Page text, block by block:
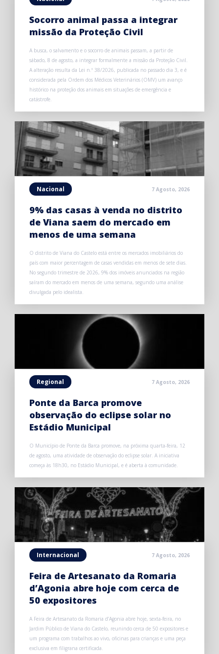
Socorro animal passa a integrar
missão da Proteção Civil
A busca, o salvamento e o socorro de animais passam, a partir de
sábado, 8 de agosto, a integrar formalmente a missão da Proteção Civil.
A alteração resulta da Lei n.º 38/2026, publicada no passado dia 3, e é
considerada pela Ordem dos Médicos Veterinários (OMV) um avanço
histórico na proteção dos animais em situações de emergência e
catástrofe.
Nacional 7 Agosto, 2026
9% das casas à venda no distrito
de Viana saem do mercado em
menos de uma semana
O distrito de Viana do Castelo está entre os mercados imobiliários do
país com maior percentagem de casas vendidas em menos de sete dias.
No segundo trimestre de 2026, 9% dos imóveis anunciados na região
saíram do mercado em menos de uma semana, segundo uma análise
divulgada pelo idealista.
Regional 7 Agosto, 2026
Ponte da Barca promove
observação do eclipse solar no
Estádio Municipal
O Município de Ponte da Barca promove, na próxima quarta-feira, 12
de agosto, uma atividade de observação do eclipse solar. A iniciativa
começa às 18h30, no Estádio Municipal, e é aberta à comunidade.
Internacional 7 Agosto, 2026
Feira de Artesanato da Romaria
d’Agonia abre hoje com cerca de
50 expositores
A Feira de Artesanato da Romaria d’Agonia abre hoje, sexta-feira, no
Jardim Público de Viana do Castelo, reunindo cerca de 50 expositores e
um programa com trabalhos ao vivo, oficinas para crianças e uma peça
exclusiva em filigrana certificada.